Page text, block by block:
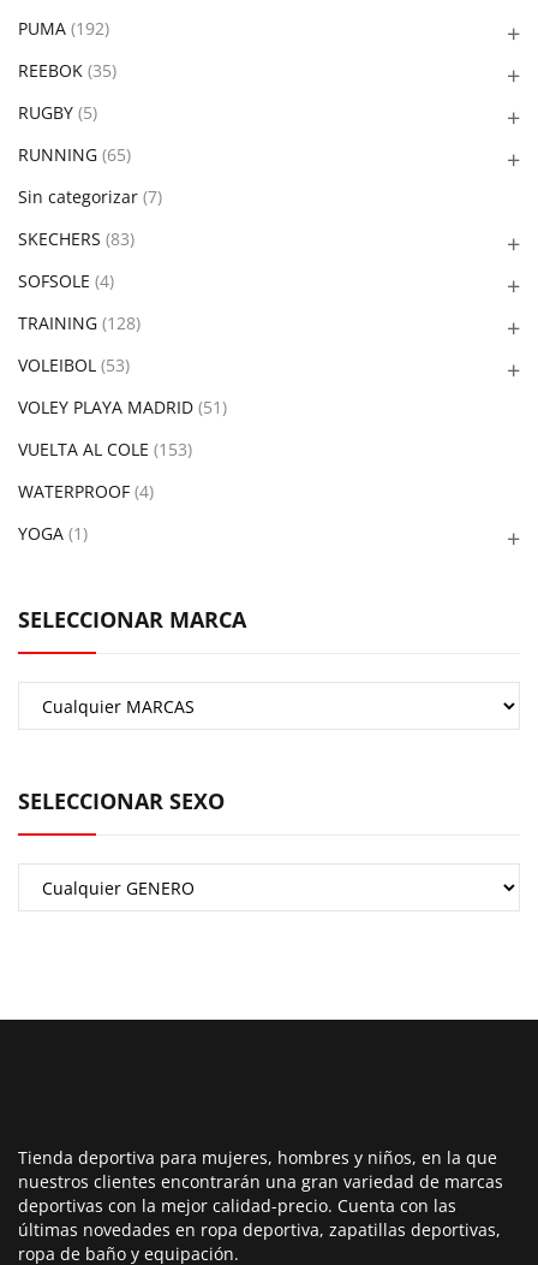
PUMA (192)
REEBOK (35)
RUGBY (5)
RUNNING (65)
Sin categorizar (7)
SKECHERS (83)
SOFSOLE (4)
TRAINING (128)
VOLEIBOL (53)
VOLEY PLAYA MADRID (51)
VUELTA AL COLE (153)
WATERPROOF (4)
YOGA (1)
SELECCIONAR MARCA
SELECCIONAR SEXO
Tienda deportiva para mujeres, hombres y niños, en la que
nuestros clientes encontrarán una gran variedad de marcas
deportivas con la mejor calidad-precio. Cuenta con las
últimas novedades en ropa deportiva, zapatillas deportivas,
ropa de baño y equipación.